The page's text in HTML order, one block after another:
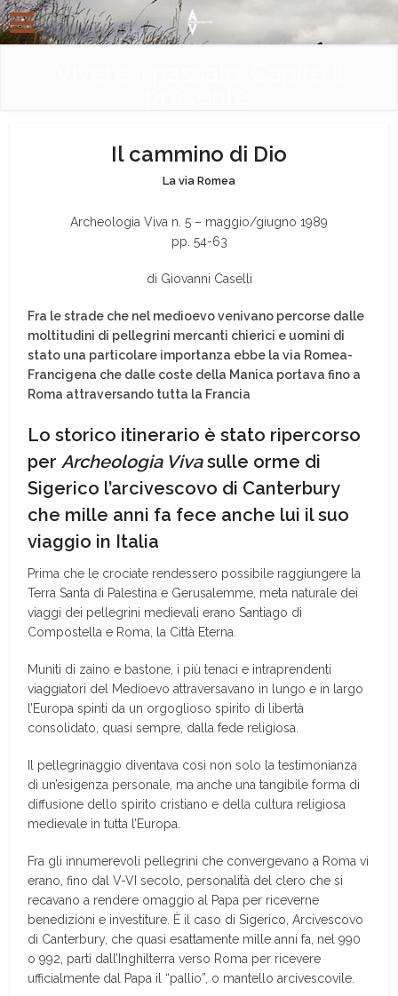
Il cammino di Dio
La via Romea
Archeologia Viva n. 5 – maggio/giugno 1989
pp. 54-63
di Giovanni Caselli
Fra le strade che nel medioevo venivano percorse dalle
moltitudini di pellegrini mercanti chierici e uomini di
stato una particolare importanza ebbe la via Romea-
Francigena che dalle coste della Manica portava fino a
Roma attraversando tutta la Francia
Lo storico itinerario è stato ripercorso
perArcheologia Vivasulle orme di
Sigerico l’arcivescovo di Canterbury
che mille anni fa fece anche lui il suo
viaggio in Italia
Prima che le crociate rendessero possibile raggiungere la
Terra Santa di Palestina e Gerusalemme, meta naturale dei
viaggi dei pellegrini medievali erano Santiago di
Compostella e Roma, la Città Eterna.
Muniti di zaino e bastone, i più tenaci e intraprendenti
viaggiatori del Medioevo attraversavano in lungo e in largo
l’Europa spinti da un orgoglioso spirito di libertà
consolidato, quasi sempre, dalla fede religiosa.
Il pellegrinaggio diventava così non solo la testimonianza
di un’esigenza personale, ma anche una tangibile forma di
diffusione dello spirito cristiano e della cultura religiosa
medievale in tutta l’Europa.
Fra gli innumerevoli pellegrini che convergevano a Roma vi
erano, fino dal V-VI secolo, personalità del clero che si
recavano a rendere omaggio al Papa per riceverne
benedizioni e investiture. È il caso di Sigerico, Arcivescovo
di Canterbury, che quasi esattamente mille anni fa, nel 990
o 992, partì dall’Inghilterra verso Roma per ricevere
ufficialmente dal Papa il “pallio”, o mantello arcivescovile.